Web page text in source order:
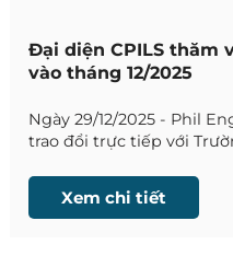
Đại diện CPILS thăm
vào tháng 12/2025
Ngày 29/12/2025 - Phil
trao đổi trực tiếp với
Xem chi tiết